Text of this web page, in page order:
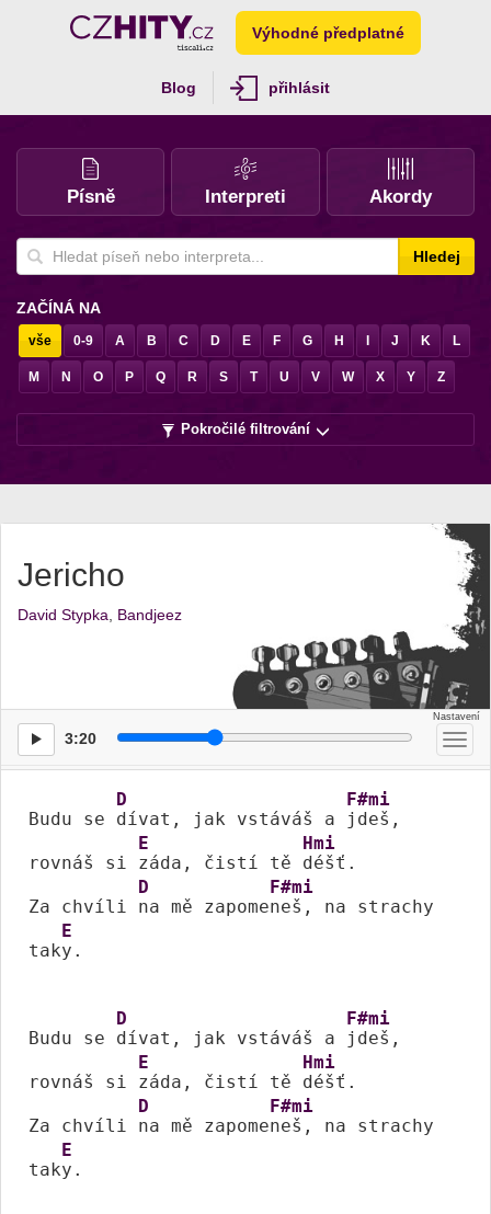
Výhodné předplatné
Blog přihlásit
Písně Interpreti Akordy
Hledej
ZAČÍNÁ NA
vše 0-9 A B C D E F G H J K L
M N O P Q R S T U V W X Y Z
Pokročilé filtrování
Jericho
David Stypka Bandjeez
3:20
Budu se
D
dívat, jak vstáváš a
F#mi
jdeš,
rovnáš si
E
záda, čistí tě
Hmi
déšť.
Za chvíli
D
na mě zapome
F#mi
neš, na strachy
tak
E
y.
Budu se
D
dívat, jak vstáváš a
F#mi
jdeš,
rovnáš si
E
záda, čistí tě
Hmi
déšť.
Za chvíli
D
na mě zapome
F#mi
neš, na strachy
tak
E
y.